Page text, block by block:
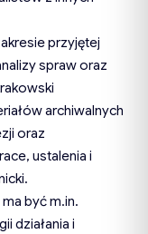
przyjętej
spraw oraz
archiwalnych
oraz
ustalenia i
być m.in.
działania i